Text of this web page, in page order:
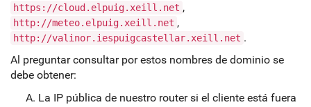
https://cloud.elpuig.xeill.net ,
http://meteo.elpuig.xeill.net ,
http://valinor.iespuigcastellar.xeill.net .
Al preguntar consultar por estos nombres de dominio se
debe obtener:
La IP pública de nuestro router si el cliente está fuera